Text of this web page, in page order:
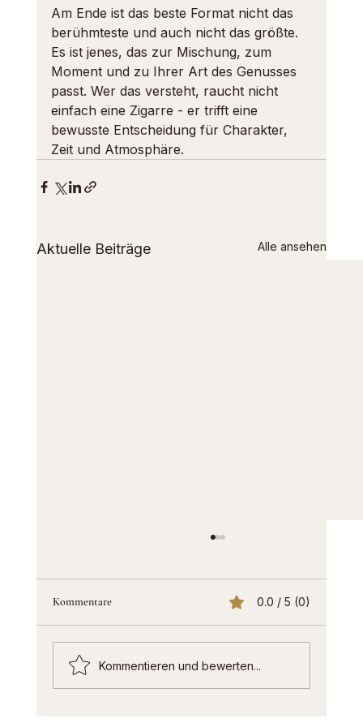
Am Ende ist das beste Format nicht das
berühmteste und auch nicht das größte.
Es ist jenes, das zur Mischung, zum
Moment und zu Ihrer Art des Genusses
passt. Wer das versteht, raucht nicht
einfach eine Zigarre - er trifft eine
bewusste Entscheidung für Charakter,
Zeit und Atmosphäre.
Aktuelle Beiträge Alle ansehen
Kommentare 0.0 / 5 (0)
Kommentieren und bewerten...